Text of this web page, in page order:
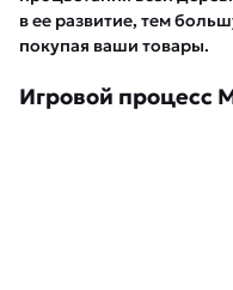
в ее развитие, тем
покупая ваши товары.
Игровой процесс